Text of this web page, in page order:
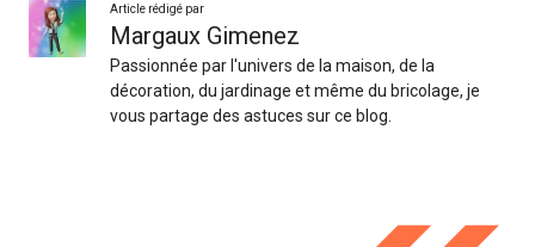
Article rédigé par
Margaux Gimenez
Passionnée par l'univers de la maison, de la
décoration, du jardinage et même du bricolage, je
vous partage des astuces sur ce blog.